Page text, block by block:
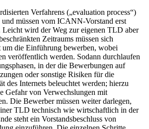
Verfahrens („evaluation process“)
und müssen vom ICANN-Vorstand erst
Leicht wird der Weg zur eigenen TLD aber
Zeitraums müssen sich
um die Einführung bewerben, wobei
veröffentlich werden. Sodann durchlaufen
in der die Bewerbungen auf
oder sonstige Risiken für die
des Internets beleuchtet werden; hierzu
Gefahr von Verwechslungen mit
Die Bewerber müssen weiter darlegen,
TLD technisch wie wirtschaftlich in der
steht ein Vorstandsbeschluss von